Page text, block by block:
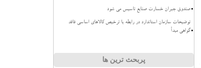
صندوق جبران خسارت صنایع تاسیس می شود
توضیحات سازمان استاندارد در رابطه با ترخیص کالاهای اساسی فاقد
گواهی مبدأ
پربحث ترین ها